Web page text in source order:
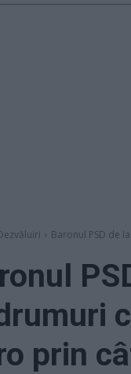
Baronul PSD de
prin